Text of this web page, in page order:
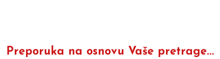
Preporuka na osnovu Vaše pretrage...